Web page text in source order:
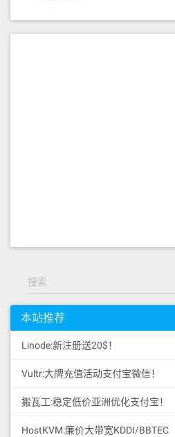
搜索
本站推荐
Linode:新注册送20$！
Vultr:大牌充值活动支付宝微信！
搬瓦工:稳定低价亚洲优化支付宝！
HostKVM:廉价大带宽KDDI/BBTEC